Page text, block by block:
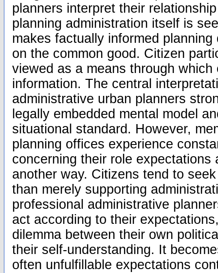
planners interpret their
planning administration itself is
makes factually informed
on the common good. Citizen
viewed as a means through which
information. The central
administrative urban planners
legally embedded mental model
situational standard. However,
planning offices experience
concerning their role expectations
another way. Citizens tend to
than merely supporting
professional administrative
act according to their
dilemma between their own
their self-understanding. It
often unfulfillable expectations